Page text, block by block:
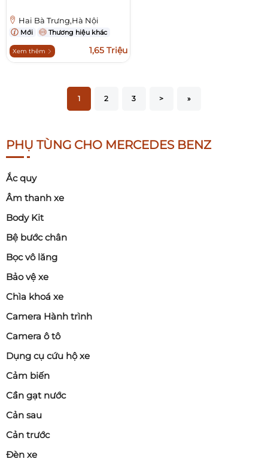
Hai Bà Trưng,Hà Nội
Mới Thương hiệu khác
Xem thêm 1,65 Triệu
1 2 3 > »
PHỤ TÙNG CHO MERCEDES BENZ
Ắc quy
Âm thanh xe
Body Kit
Bệ bước chân
Bọc vô lăng
Bảo vệ xe
Chìa khoá xe
Camera Hành trình
Camera ô tô
Dụng cụ cứu hộ xe
Cảm biến
Cần gạt nước
Cản sau
Cản trước
Đèn xe